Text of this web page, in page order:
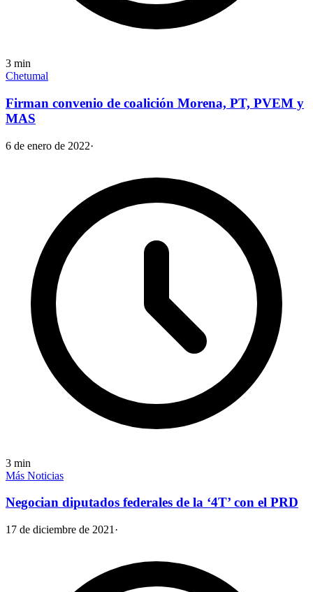
3 min
Chetumal
Firman convenio de coalición Morena, PT, PVEM y
MAS
6 de enero de 2022·
3 min
Más Noticias
Negocian diputados federales de la ‘4T’ con el PRD
17 de diciembre de 2021 ·